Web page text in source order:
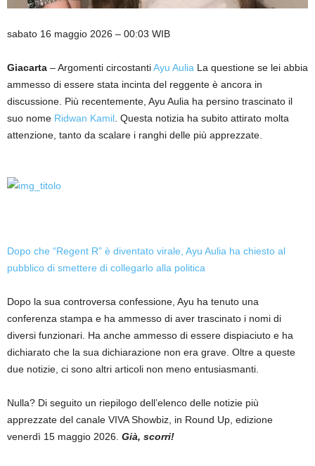
sabato 16 maggio 2026 – 00:03 WIB
Giacarta – Argomenti circostantiAyu Aulia La questione se lei abbia
ammesso di essere stata incinta del reggente è ancora in
discussione. Più recentemente, Ayu Aulia ha persino trascinato il
suo nome Ridwan Kamil . Questa notizia ha subito attirato molta
attenzione, tanto da scalare i ranghi delle più apprezzate.
Dopo che “Regent R” è diventato virale, Ayu Aulia ha chiesto al
pubblico di smettere di collegarlo alla politica
Dopo la sua controversa confessione, Ayu ha tenuto una
conferenza stampa e ha ammesso di aver trascinato i nomi di
diversi funzionari. Ha anche ammesso di essere dispiaciuto e ha
dichiarato che la sua dichiarazione non era grave. Oltre a queste
due notizie, ci sono altri articoli non meno entusiasmanti.
Nulla? Di seguito un riepilogo dell’elenco delle notizie più
apprezzate del canale VIVA Showbiz, in Round Up, edizione
venerdì 15 maggio 2026. Già, scorri!